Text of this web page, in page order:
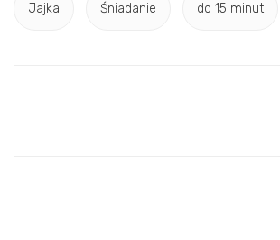
Jajka Śniadanie do 15 minut